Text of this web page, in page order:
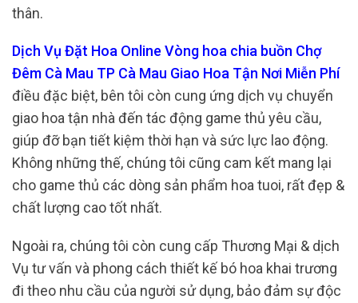
thân.
Dịch Vụ Đặt Hoa Online Vòng hoa chia buồn Chợ
Đêm Cà Mau TP Cà Mau Giao Hoa Tận Nơi Miễn Phí
điều đặc biệt, bên tôi còn cung ứng dịch vụ chuyển
giao hoa tận nhà đến tác động game thủ yêu cầu,
giúp đỡ bạn tiết kiệm thời hạn và sức lực lao động.
Không những thế, chúng tôi cũng cam kết mang lại
cho game thủ các dòng sản phẩm hoa tuoi, rất đẹp &
chất lượng cao tốt nhất.
Ngoài ra, chúng tôi còn cung cấp Thương Mại & dịch
Vụ tư vấn và phong cách thiết kế bó hoa khai trương
đi theo nhu cầu của người sử dụng, bảo đảm sự độc